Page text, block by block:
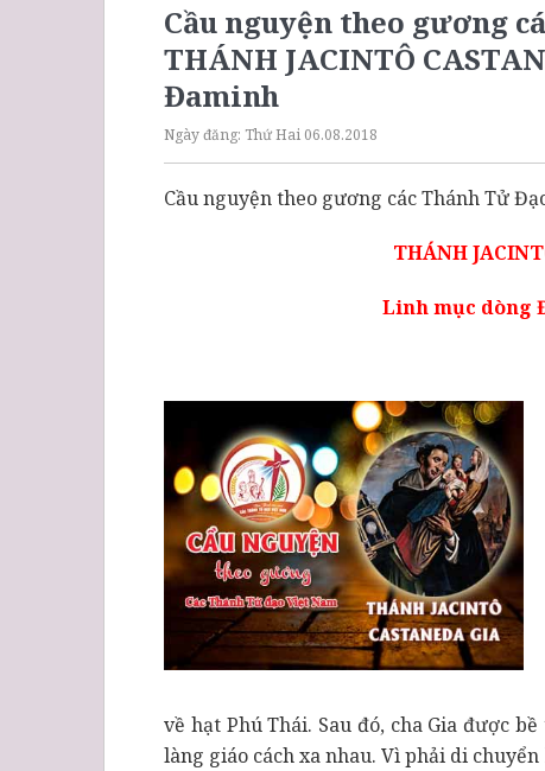
Cầu nguyện theo gương
THÁNH JACINTÔ
Đaminh
Ngày đăng: Thứ Hai 06.08.2018
Cầu nguyện theo gương các Thánh Tử
THÁNH
Linh mục dòng
về hạt Phú Thái. Sau đó, cha Gia được
làng giáo cách xa nhau. Vì phải di